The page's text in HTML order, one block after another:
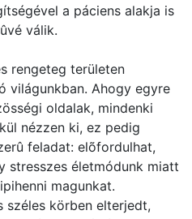
a páciens alakja is
válik.
rengeteg területen
világunkban. Ahogy egyre
oldalak, mindenki
nézzen ki, ez pedig
feladat: elõfordulhat,
stresszes életmódunk miatt
magunkat.
széles körben elterjedt,